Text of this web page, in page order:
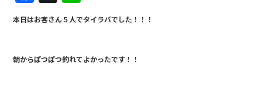
a
c
e
b
n
e
本日はお客さん５人でタイラバでした！！！
朝からぽつぽつ釣れてよかったです！！